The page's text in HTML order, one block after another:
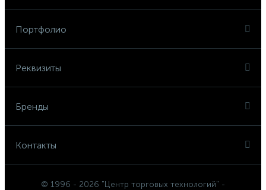
Портфолио
Реквизиты
Бренды
Контакты
© 1996 - 2026 "Центр торговых технологий" -